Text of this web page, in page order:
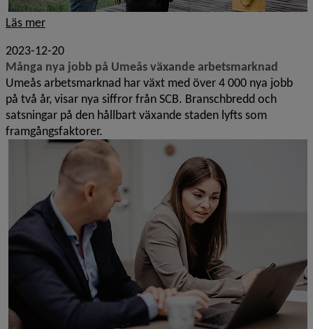
Läs mer
2023-12-20
Många nya jobb på Umeås växande arbetsmarknad
Umeås arbetsmarknad har växt med över 4 000 nya jobb
på två år, visar nya siffror från SCB. Branschbredd och
satsningar på den hållbart växande staden lyfts som
framgångsfaktorer.